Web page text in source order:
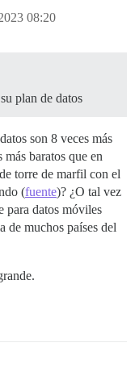
08:20
plan de datos
son 8 veces más
baratos que en
torre de marfil con el
(fuente)? ¿O tal vez
para datos móviles
de muchos países del